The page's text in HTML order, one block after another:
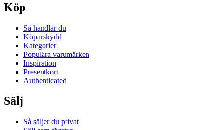
Köp
Så handlar du
Köparskydd
Kategorier
Populära varumärken
Inspiration
Presentkort
Authenticated
Sälj
Så säljer du privat